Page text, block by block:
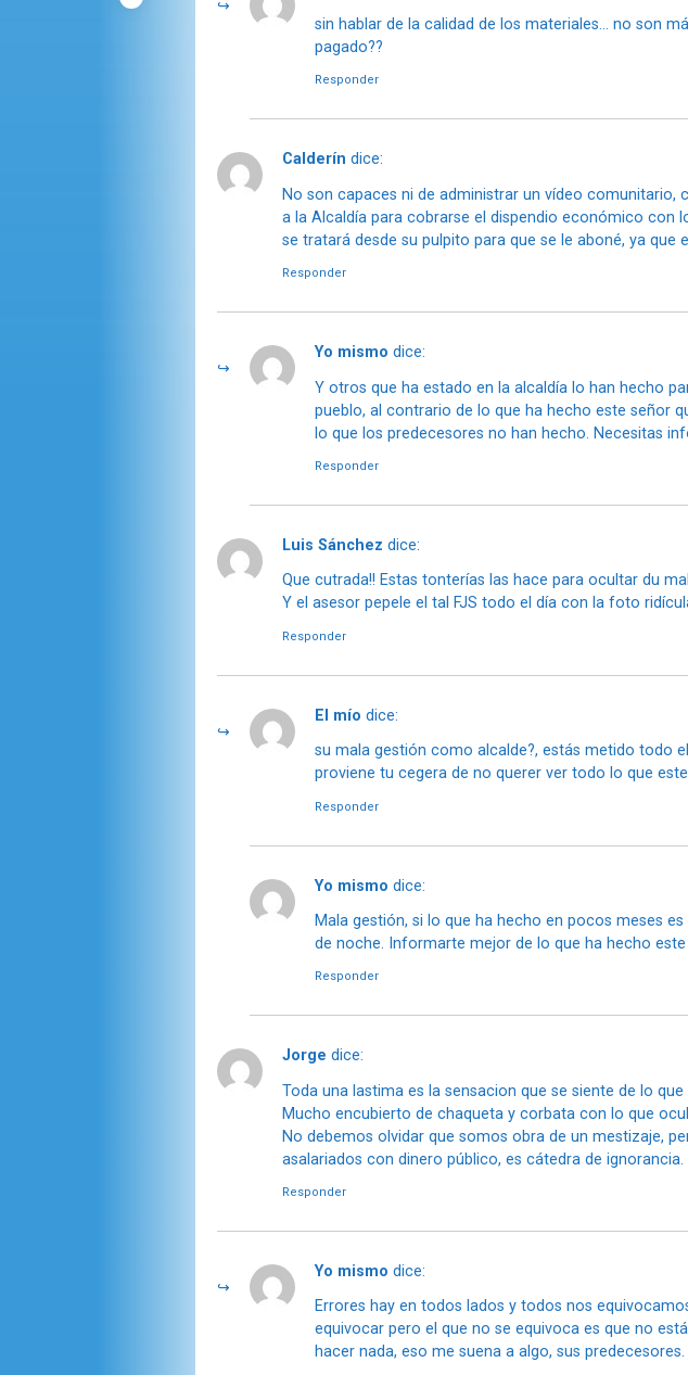
sin hablar de la calidad de los materiales… no son
pagado??
Responder
Calderín dice:
No son capaces ni de administrar un vídeo
a la Alcaldía para cobrarse el dispendio económico con
se tratará desde su pulpito para que se le aboné, ya
Responder
Yo mismo dice:
Y otros que ha estado en la alcaldía lo han hecho
pueblo, al contrario de lo que ha hecho este señor
lo que los predecesores no han hecho. Necesitas
Responder
Luis Sánchez dice:
Que cutrada!! Estas tonterías las hace para ocultar du
Y el asesor pepele el tal FJS todo el día con la foto
Responder
El mío dice:
su mala gestión como alcalde?, estás metido todo
proviene tu cegera de no querer ver todo lo que
Responder
Yo mismo dice:
Mala gestión, si lo que ha hecho en pocos meses
de noche. Informarte mejor de lo que ha hecho
Responder
Jorge dice:
Toda una lastima es la sensacion que se siente de lo
Mucho encubierto de chaqueta y corbata con lo que
No debemos olvidar que somos obra de un mestizaje,
asalariados con dinero público, es cátedra de
Responder
Yo mismo dice:
Errores hay en todos lados y todos nos
equivocar pero el que no se equivoca es que no
hacer nada, eso me suena a algo, sus